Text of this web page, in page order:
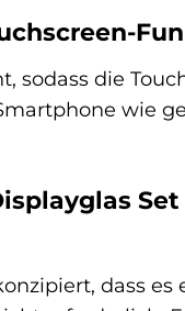
sodass die
wie
dass